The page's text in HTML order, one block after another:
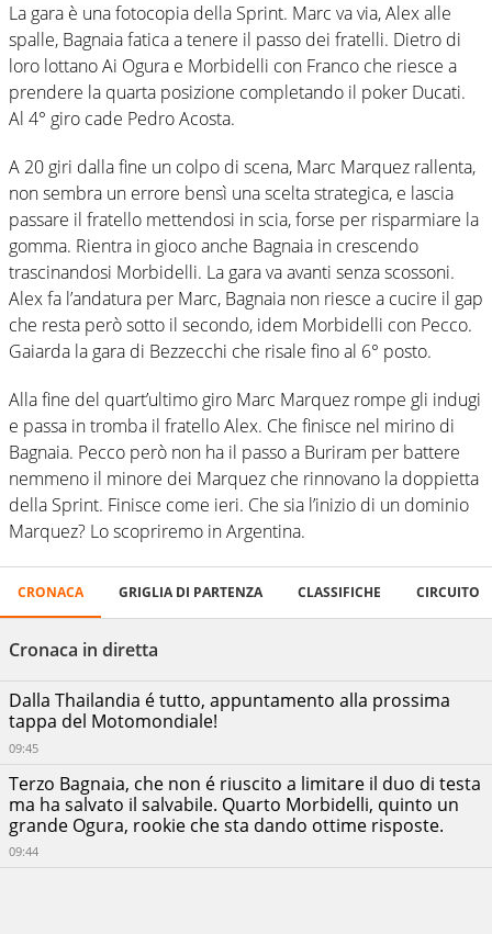
La gara è una fotocopia della Sprint. Marc va via, Alex alle
spalle, Bagnaia fatica a tenere il passo dei fratelli. Dietro di
loro lottano Ai Ogura e Morbidelli con Franco che riesce a
prendere la quarta posizione completando il poker Ducati.
Al 4° giro cade Pedro Acosta.
A 20 giri dalla fine un colpo di scena, Marc Marquez rallenta,
non sembra un errore bensì una scelta strategica, e lascia
passare il fratello mettendosi in scia, forse per risparmiare la
gomma. Rientra in gioco anche Bagnaia in crescendo
trascinandosi Morbidelli. La gara va avanti senza scossoni.
Alex fa l’andatura per Marc, Bagnaia non riesce a cucire il gap
che resta però sotto il secondo, idem Morbidelli con Pecco.
Gaiarda la gara di Bezzecchi che risale fino al 6° posto.
Alla fine del quart’ultimo giro Marc Marquez rompe gli indugi
e passa in tromba il fratello Alex. Che finisce nel mirino di
Bagnaia. Pecco però non ha il passo a Buriram per battere
nemmeno il minore dei Marquez che rinnovano la doppietta
della Sprint. Finisce come ieri. Che sia l’inizio di un dominio
Marquez? Lo scopriremo in Argentina.
CRONACA GRIGLIA DI PARTENZA CLASSIFICHE CIRCUITO
Cronaca in diretta
Dalla Thailandia é tutto, appuntamento alla prossima
tappa del Motomondiale!
09:45
Terzo Bagnaia, che non é riuscito a limitare il duo di testa
ma ha salvato il salvabile. Quarto Morbidelli, quinto un
grande Ogura, rookie che sta dando ottime risposte.
09:44
Posizioni
PILOTI
Thai
GP
-
Chang
International
Circuit
02/03/2025